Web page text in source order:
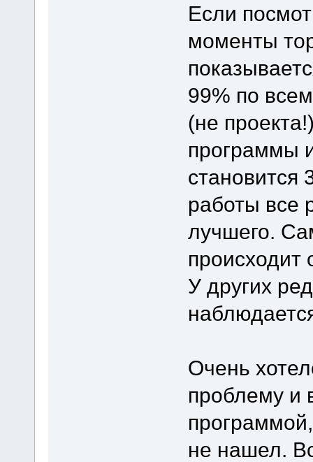
Если
моменты
99% по
(не
программы
работы все
лучшего.
происходит
У других
Очень
проблему и
не нашел.